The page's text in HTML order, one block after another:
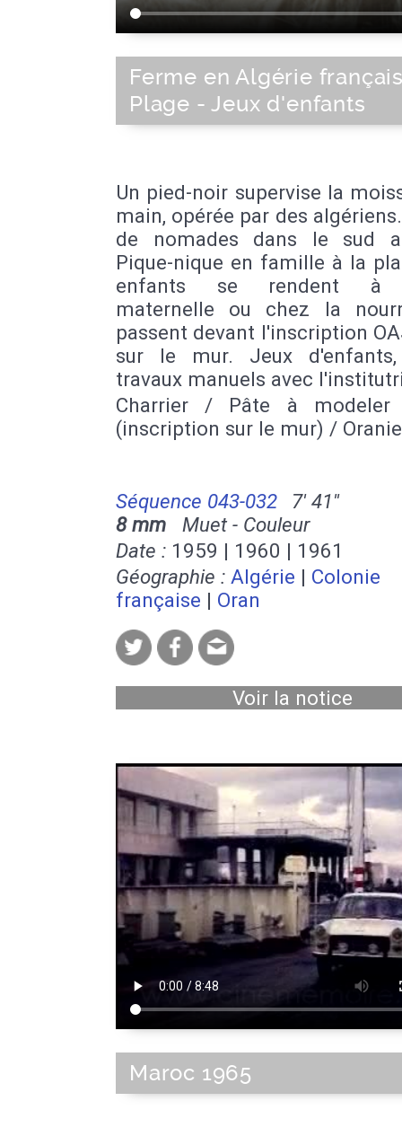
Ferme en Algérie
Plage - Jeux d'enfants
Un pied-noir supervise la
main, opérée par des
de nomades dans le sud
Pique-nique en famille à la
enfants se rendent à
maternelle ou chez la
passent devant l'inscription
sur le mur. Jeux d'enfants,
travaux manuels avec
Charrier / Pâte à modeler
(inscription sur le mur) / Oranie
Séquence 043-032
7' 41''
8 mm Muet - Couleur
Date : 1959 | 1960 | 1961
Géographie : Algérie | Colonie
française | Oran
Voir la notice
Maroc 1965